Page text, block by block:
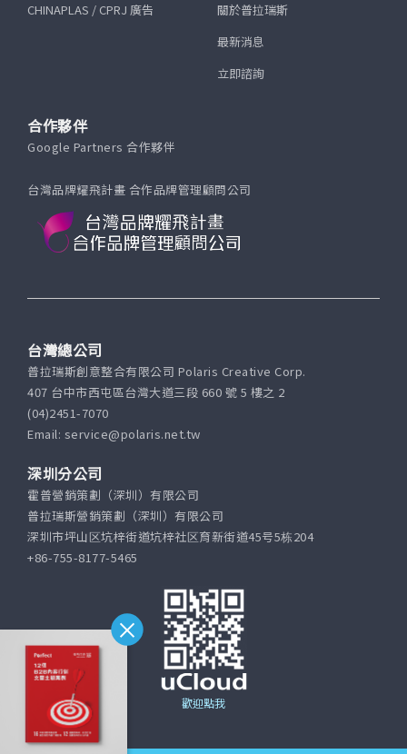
CHINAPLAS / CPRJ 廣告
關於普拉瑞斯
最新消息
立即諮詢
合作夥伴
Google Partners 合作夥伴
台灣品牌耀飛計畫 合作品牌管理顧問公司
台灣總公司
普拉瑞斯創意整合有限公司 Polaris Creative Corp.
407 台中市西屯區台灣大道三段 660 號 5 樓之 2
(04)2451-7070
Email: service@polaris.net.tw
深圳分公司
霍普營銷策劃（深圳）有限公司
普拉瑞斯營銷策劃（深圳）有限公司
深圳市坪山区坑梓街道坑梓社区育新街道45号5栋204
+86-755-8177-5465
歡迎點我